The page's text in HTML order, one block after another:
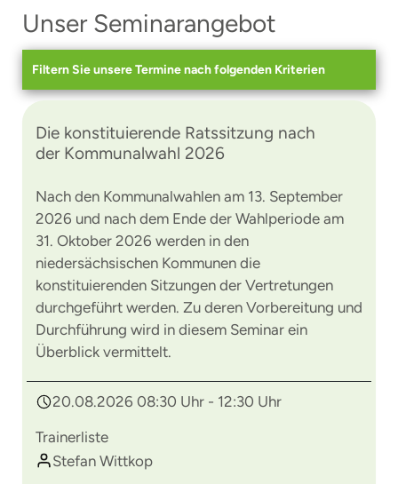
Unser Seminarangebot
Filtern Sie unsere Termine nach folgenden Kriterien
Die konstituierende Ratssitzung nach
der Kommunalwahl 2026
Nach den Kommunalwahlen am 13. September
2026 und nach dem Ende der Wahlperiode am
31. Oktober 2026 werden in den
niedersächsischen Kommunen die
konstituierenden Sitzungen der Vertretungen
durchgeführt werden. Zu deren Vorbereitung und
Durchführung wird in diesem Seminar ein
Überblick vermittelt.
20.08.2026 08:30 Uhr - 12:30 Uhr
Trainerliste
Stefan Wittkop